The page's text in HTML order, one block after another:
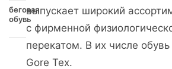
беговая
обувь
выпускает широкий
с фирменной
перекатом. В их числе
Gore Tex.